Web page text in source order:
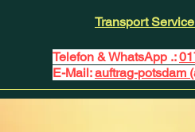
Transport
Telefon & WhatsApp .:
E-Mail:auftrag-potsdam